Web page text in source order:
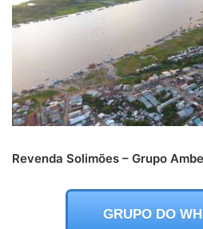
Revenda Solimões – Grupo
GRUPO DO